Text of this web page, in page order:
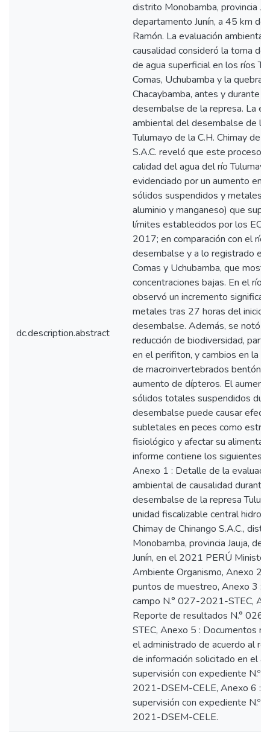
dc.description.abstract
distrito Monobamba, provincia
departamento Junín, a 45 km de
Ramón. La evaluación ambiental
causalidad consideró la toma de
de agua superficial en los ríos
Comas, Uchubamba y la
Chacaybamba, antes y durante el
desembalse de la represa. La
ambiental del desembalse de la
Tulumayo de la C.H. Chimay de
S.A.C. reveló que este proceso
calidad del agua del río
evidenciado por un aumento en
sólidos suspendidos y metales
aluminio y manganeso) que
límites establecidos por los
2017; en comparación con el río
desembalse y a lo registrado en
Comas y Uchubamba, que
concentraciones bajas. En el río
observó un incremento
metales tras 27 horas del inicio
desembalse. Además, se notó
reducción de biodiversidad,
en el perifiton, y cambios en la
de macroinvertebrados
aumento de dípteros. El
sólidos totales suspendidos
desembalse puede causar
subletales en peces como
fisiológico y afectar su
informe contiene los siguientes
Anexo 1 : Detalle de la
ambiental de causalidad durante
desembalse de la represa
unidad fiscalizable central
Chimay de Chinango S.A.C.,
Monobamba, provincia Jauja,
Junín, en el 2021 PERÚ
Ambiente Organismo, Anexo 2 :
puntos de muestreo, Anexo 3 :
campo N.° 027-2021-STEC,
Reporte de resultados N.°
STEC, Anexo 5 : Documentos
el administrado de acuerdo al
de información solicitado en el
supervisión con expediente N.º
2021-DSEM-CELE, Anexo 6 :
supervisión con expediente N.º
2021-DSEM-CELE.